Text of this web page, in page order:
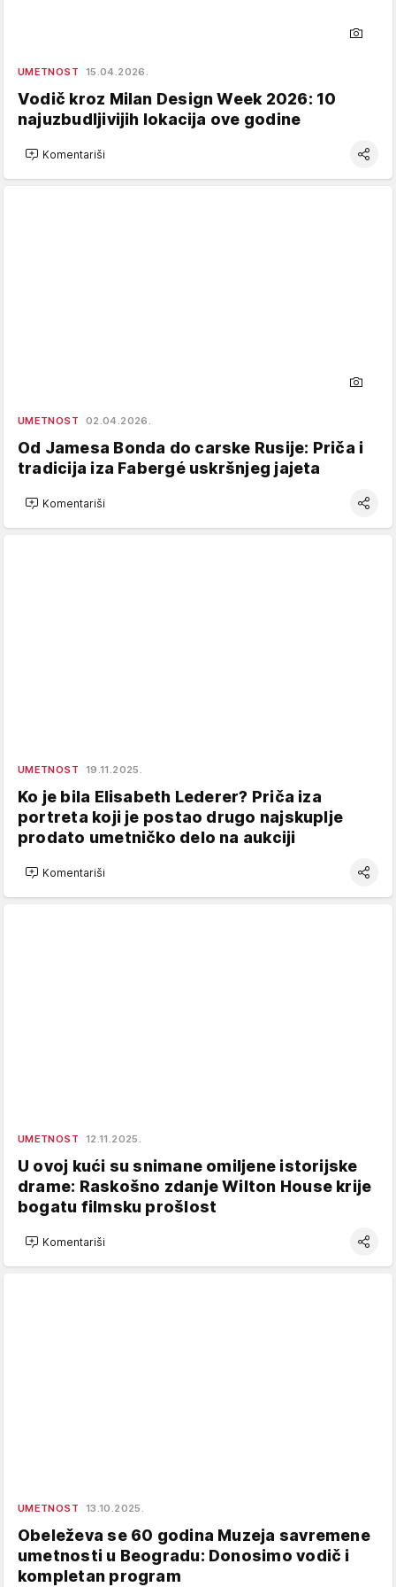
UMETNOST 15.04.2026.
Vodič kroz Milan Design Week 2026: 10
najuzbudljivijih lokacija ove godine
Komentariši
UMETNOST 02.04.2026.
Od Jamesa Bonda do carske Rusije: Priča i
tradicija iza Fabergé uskršnjeg jajeta
Komentariši
UMETNOST 19.11.2025.
Ko je bila Elisabeth Lederer? Priča iza
portreta koji je postao drugo najskuplje
prodato umetničko delo na aukciji
Komentariši
UMETNOST 12.11.2025.
U ovoj kući su snimane omiljene istorijske
drame: Raskošno zdanje Wilton House krije
bogatu filmsku prošlost
Komentariši
UMETNOST 13.10.2025.
Obeleževa se 60 godina Muzeja savremene
umetnosti u Beogradu: Donosimo vodič i
kompletan program